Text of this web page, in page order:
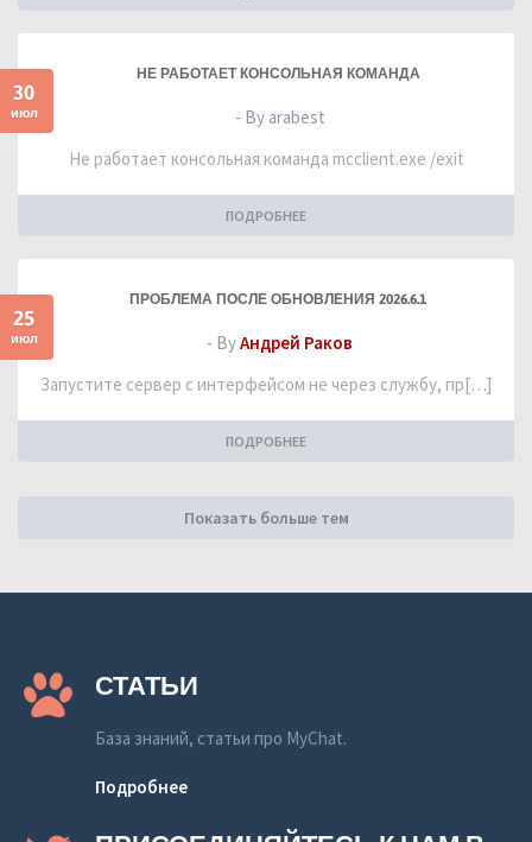
30
июл
НЕ РАБОТАЕТ КОНСОЛЬНАЯ КОМАНДА
- By arabest
Не работает консольная команда mcclient.exe /exit
ПОДРОБНЕЕ
25
июл
ПРОБЛЕМА ПОСЛЕ ОБНОВЛЕНИЯ 2026.6.1
- ByАндрей Раков
Запустите сервер с интерфейсом не через службу, пр[…]
ПОДРОБНЕЕ
Показать больше тем
СТАТЬИ
База знаний, статьи про MyChat.
Подробнее